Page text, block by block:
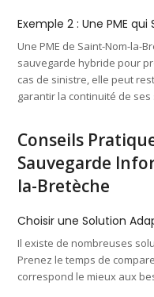
Exemple 2 : Une PME
Une PME de Saint-Nom-la-
sauvegarde hybride pour
cas de sinistre, elle peut
garantir la continuité de ses
Conseils
Sauvegarde
la-Bretèche
Choisir une Solution
Il existe de nombreuses
Prenez le temps de
correspond le mieux aux